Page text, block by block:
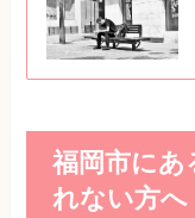
福岡市に
れない方へ